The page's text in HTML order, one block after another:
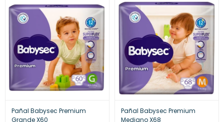
Pañal Babysec Premium
Grande X60
Pañal Babysec Premium
Mediano X68